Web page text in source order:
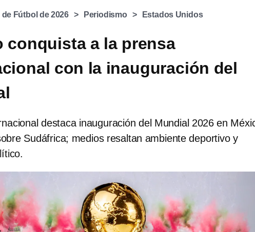
Fútbol de 2026 Periodismo Estados Unidos
conquista a la prensa
con la inauguración del
destaca inauguración del Mundial 2026 en
Sudáfrica; medios resaltan ambiente deportivo y